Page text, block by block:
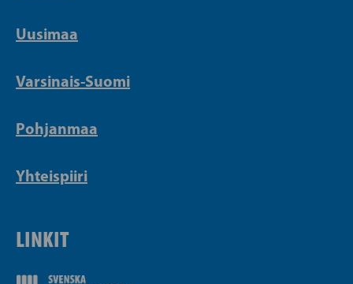
Uusimaa
Varsinais-Suomi
Pohjanmaa
Yhteispiiri
LINKIT